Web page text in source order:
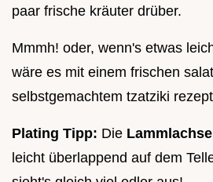
paar frische kräuter drüber.
Mmmh! oder, wenn's etwas
wäre es mit einem frischen
selbstgemachtem tzatziki
Plating Tipp: Die
leicht überlappend auf dem